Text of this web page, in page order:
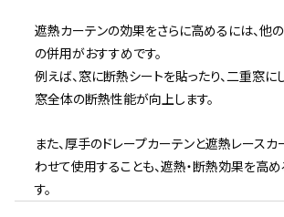
遮熱カーテンの効果をさらに高めるには、他
の併用がおすすめです。
例えば、窓に断熱シートを貼ったり、二重窓に
窓全体の断熱性能が向上します。
また、厚手のドレープカーテンと遮熱レース
わせて使用することも、遮熱・断熱効果を高
す。